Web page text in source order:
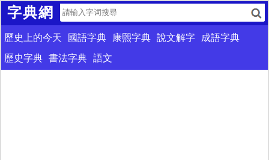
字典網
歷史上的今天 國語字典 康熙字典 說文解字
成語字典
歷史字典 書法字典 語文